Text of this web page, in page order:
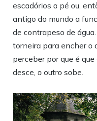
escadórios a pé ou,
antigo do mundo a
de contrapeso de
torneira para encher o
perceber por que é
desce, o outro sobe.